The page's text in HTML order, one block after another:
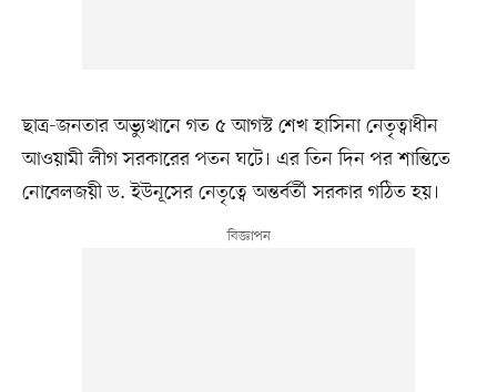
ছাত্র-জনতার অভ্যুত্থানে গত ৫ আগস্ট শেখ হাসিনা নেতৃত্বাধীন
আওয়ামী লীগ সরকারের পতন ঘটে। এর তিন দিন পর শান্তিতে
নোবেলজয়ী ড. ইউনূসের নেতৃত্বে অন্তর্বর্তী সরকার গঠিত হয়।